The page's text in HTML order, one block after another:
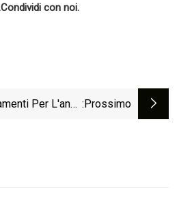
Condividi con noi.
Per L'anno :Prossimo